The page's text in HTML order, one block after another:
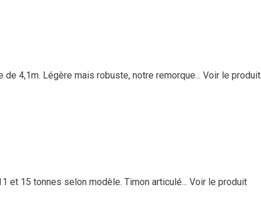
4,1m. Légère mais robuste, notre remorque... Voir le produit
et 15 tonnes selon modèle. Timon articulé... Voir le produit